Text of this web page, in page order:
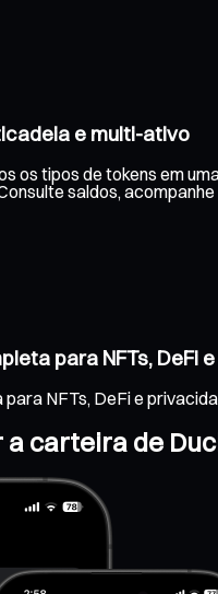
e multi-ativo
os tipos de tokens em
saldos,
para NFTs, DeFi
NFTs, DeFi e
carteira de